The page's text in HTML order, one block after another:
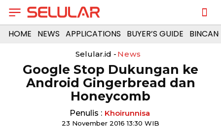
HOME NEWS APPLICATIONS BUYER’S GUIDE
Selular.id - News
Google Stop Dukungan ke
Android Gingerbread dan
Honeycomb
Penulis : Khoirunnisa
23 November 2016 13:30 WIB